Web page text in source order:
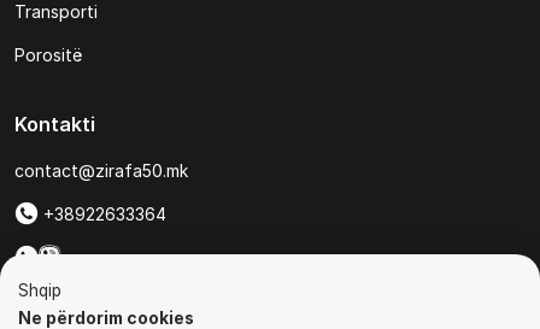
Transporti
Porositë
Kontakti
contact@zirafa50.mk
+38922633364
Për kërkesa të ofertave:
b2b@zirafa50.mk
Shqip
Ne përdorim cookies